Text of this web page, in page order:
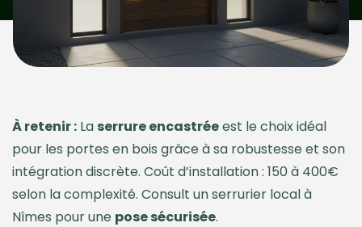
À retenir : La serrure encastréeest le choix idéal
pour les portes en bois grâce à sa robustesse et son
intégration discrète. Coût d’installation : 150 à 400€
selon la complexité. Consult un serrurier local à
Nîmes pour une pose sécurisée.